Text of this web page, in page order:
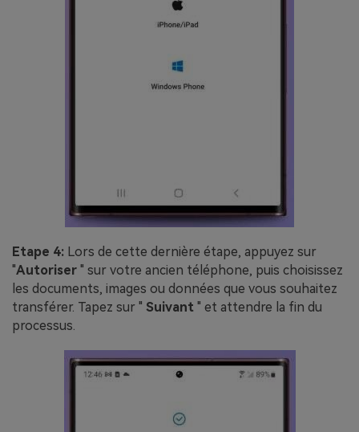
Etape 4: Lors de cette dernière étape, appuyez sur
"Autoriser " sur votre ancien téléphone, puis choisissez
les documents, images ou données que vous souhaitez
transférer. Tapez sur " Suivant " et attendre la fin du
processus.